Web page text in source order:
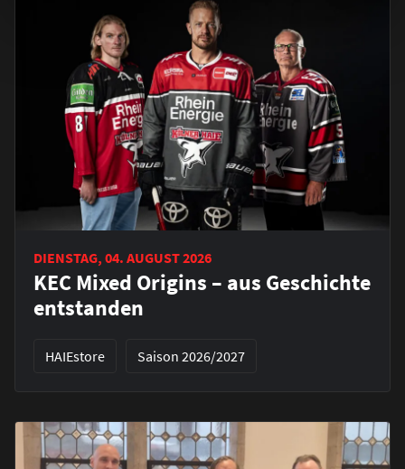
DIENSTAG, 04. AUGUST 2026
KEC Mixed Origins – aus Geschichte
entstanden
HAIEstore Saison 2026/2027